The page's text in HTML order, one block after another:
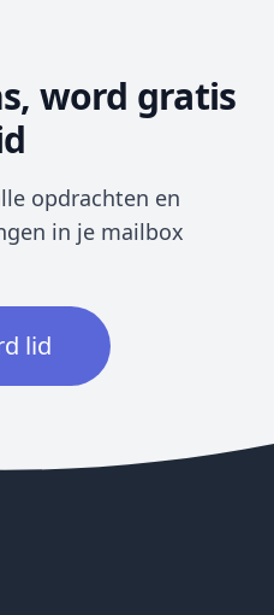
word gratis
opdrachten en
in je mailbox
lid